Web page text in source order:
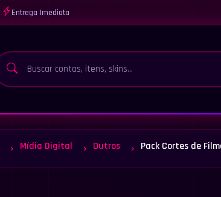
| Entrega Imediata
Mídia Digital Outros Pack Cortes de